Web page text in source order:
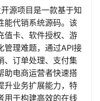
源项目是一款基于知
能代销系统源码。该
值卡、软件授权、游
管理难题，通过API接
、订单处理、支付集
助电商运营者快速搭
升业务扩展能力，特
用于构建高效的在线